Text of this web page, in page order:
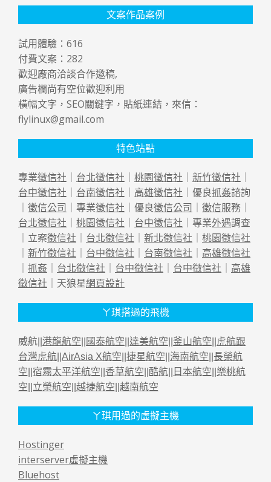
文案作品案例
試用體驗： 616
付費文案： 282
歡迎廠商洽談合作邀稿,
廣告欄尚有空位歡迎利用
橫幅文字，SEO關鍵字，貼紙連結，來信：
flylinux@gmail.com
特色站點
專業徵信社 ｜ 台北徵信社 ｜ 桃園徵信社 ｜ 新竹徵信社 ｜
台中徵信社 ｜ 台南徵信社 ｜ 高雄徵信社 ｜優良抓姦諮詢
｜ 徵信公司 ｜專業徵信社 ｜優良徵信公司 ｜ 徵信服務｜
台北徵信社 ｜ 桃園徵信社 ｜ 台中徵信社 ｜專業外遇調查
｜立案徵信社 ｜ 台北徵信社 ｜ 新北徵信社 ｜ 桃園徵信社
｜ 新竹徵信社 ｜ 台中徵信社 ｜ 台南徵信社 ｜ 高雄徵信社
｜ 抓姦 ｜ 台北徵信社 ｜ 台中徵信社 ｜ 台中徵信社 ｜ 高雄
徵信社 ｜天狼星網頁設計
ㄚ琪搭過的飛機
威航|| 港龍航空 國泰航空 達美航空 釜山航空
虎航跟
台灣虎航 AirAsia X航空 捷星航空 海南航空 長榮航
空 宿霧太平洋航空 香草航空 酷航 日本航空 樂桃航
空 立榮航空 越捷航空 越南航空
ㄚ琪用過的虛擬主機
Hostinger
interserver虛擬主機
Bluehost